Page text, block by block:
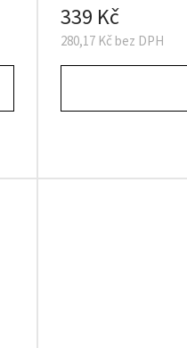
280,17 Kč bez DPH
339 Kč